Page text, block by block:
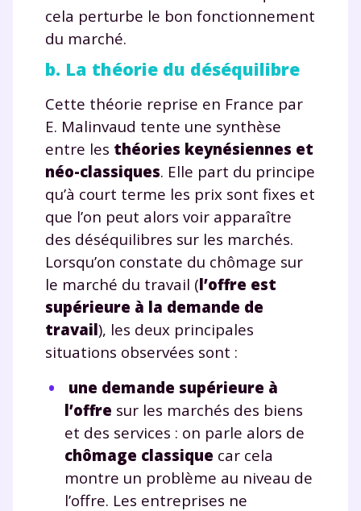
cela perturbe le bon fonctionnement
du marché.
b. La théorie du déséquilibre
Cette théorie reprise en France par
E. Malinvaud tente une synthèse
entre les théories keynésiennes et
néo-classiques. Elle part du principe
qu’à court terme les prix sont fixes et
que l’on peut alors voir apparaître
des déséquilibres sur les marchés.
Lorsqu’on constate du chômage sur
le marché du travail (l’offre est
supérieure à la demande de
travail), les deux principales
situations observées sont :
une demande supérieure à
l’offre sur les marchés des biens
et des services : on parle alors de
chômage classique car cela
montre un problème au niveau de
l’offre. Les entreprises ne